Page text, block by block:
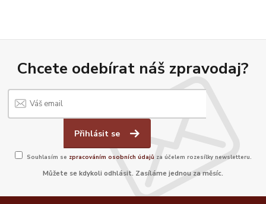
Chcete odebírat náš zpravodaj?
Přihlásit se
Souhlasím se zpracováním osobních údajů za účelem rozesílky newsletteru.
Můžete se kdykoli odhlásit. Zasíláme jednou za měsíc.